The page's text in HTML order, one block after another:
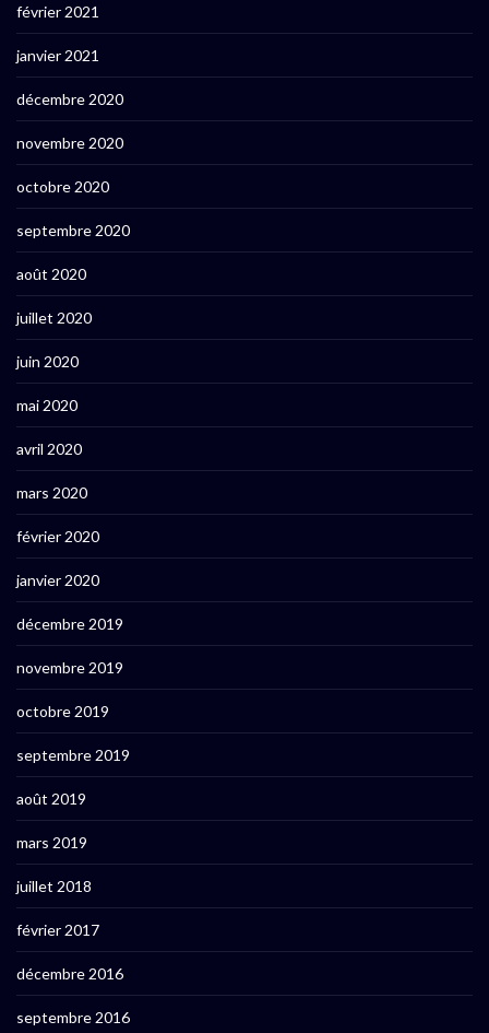
février 2021
janvier 2021
décembre 2020
novembre 2020
octobre 2020
septembre 2020
août 2020
juillet 2020
juin 2020
mai 2020
avril 2020
mars 2020
février 2020
janvier 2020
décembre 2019
novembre 2019
octobre 2019
septembre 2019
août 2019
mars 2019
juillet 2018
février 2017
décembre 2016
septembre 2016